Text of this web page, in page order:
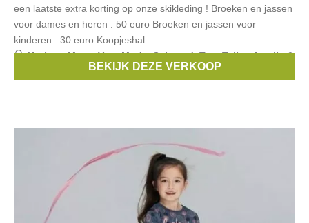
een laatste extra korting op onze skikleding ! Broeken en jassen
voor dames en heren : 50 euro Broeken en jassen voor
kinderen : 30 euro Koopjeshal
Merken:Mexx,Vero Moda,Selected,Tom Tailor,Amelie &
BEKIJK DEZE VERKOOP